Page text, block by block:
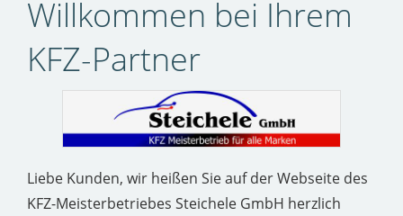
Willkommen bei Ihrem
KFZ-Partner
Liebe Kunden, wir heißen Sie auf der Webseite des
KFZ-Meisterbetriebes Steichele GmbH herzlich